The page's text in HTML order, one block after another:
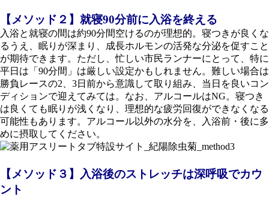
【メソッド２】就寝90分前に入浴を終える
入浴と就寝の間は約90分間空けるのが理想的。寝つきが良くな
るうえ、眠りが深まり、成長ホルモンの活発な分泌を促すこと
が期待できます。ただし、忙しい市民ランナーにとって、特に
平日は「90分間」は厳しい設定かもしれません。難しい場合は
勝負レースの2、3日前から意識して取り組み、当日を良いコン
ディションで迎えてみては。なお、アルコールはNG。寝つき
は良くても眠りが浅くなり、理想的な疲労回復ができなくなる
可能性もあります。アルコール以外の水分を、入浴前・後に多
めに摂取してください。
【メソッド３】入浴後のストレッチは深呼吸でカウ
ント